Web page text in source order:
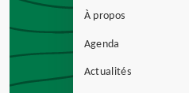
À propos
Agenda
Actualités